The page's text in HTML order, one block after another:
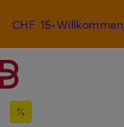
ZUM HAUPTINHALT
CHF 15-